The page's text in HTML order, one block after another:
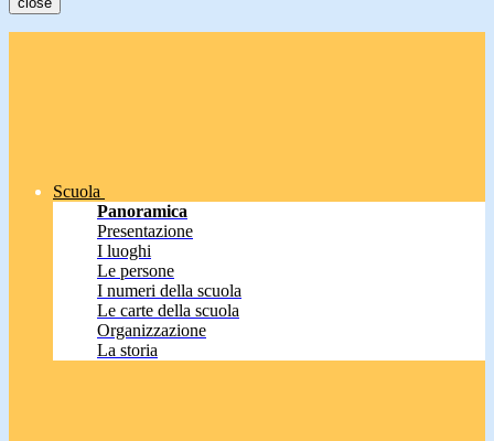
Scuola
Panoramica
Presentazione
I luoghi
Le persone
I numeri della scuola
Le carte della scuola
Organizzazione
La storia